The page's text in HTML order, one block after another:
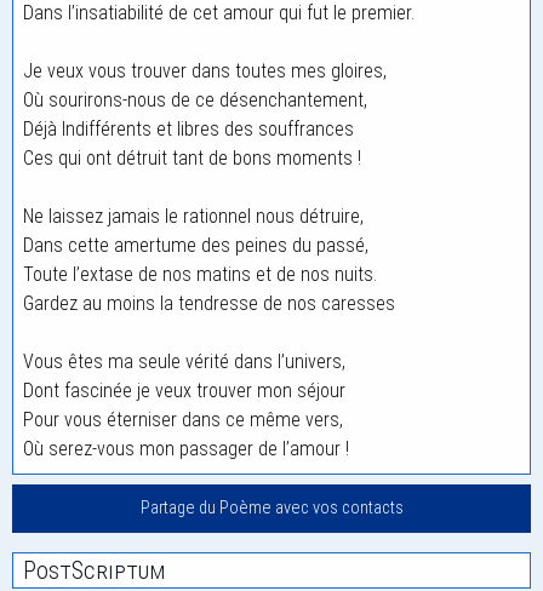
Dans l’insatiabilité de cet amour qui fut le premier.
Je veux vous trouver dans toutes mes gloires,
Où sourirons-nous de ce désenchantement,
Déjà Indifférents et libres des souffrances
Ces qui ont détruit tant de bons moments !
Ne laissez jamais le rationnel nous détruire,
Dans cette amertume des peines du passé,
Toute l’extase de nos matins et de nos nuits.
Gardez au moins la tendresse de nos caresses
Vous êtes ma seule vérité dans l’univers,
Dont fascinée je veux trouver mon séjour
Pour vous éterniser dans ce même vers,
Où serez-vous mon passager de l’amour !
Partage du Poème avec vos contacts
PostScriptum